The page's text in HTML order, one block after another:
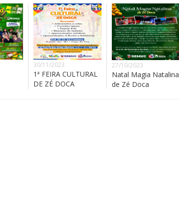
30/11/2023
1ª FEIRA CULTURAL
DE ZÉ DOCA
27/10/2023
Natal Magia Natalina
de Zé Doca